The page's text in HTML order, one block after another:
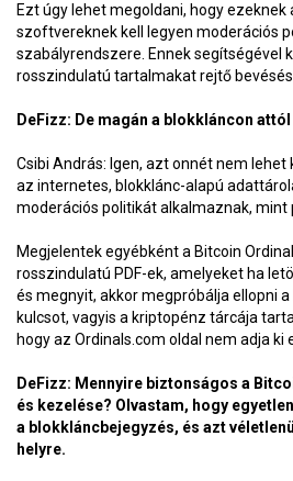
Ezt úgy lehet megoldani, hogy ezeknek
szoftvereknek kell legyen moderációs
szabályrendszere. Ennek segítségével
rosszindulatú tartalmakat rejtő
DeFizz: De magán a blokkláncon
Csibi András: Igen, azt onnét nem lehet
az internetes, blokklánc-alapú
moderációs politikát alkalmaznak, mint
Megjelentek egyébként a Bitcoin
rosszindulatú PDF-ek, amelyeket ha
és megnyit, akkor megpróbálja ellopni
kulcsot, vagyis a kriptopénz tárcája
hogy az Ordinals.com oldal nem adja ki
DeFizz: Mennyire biztonságos a
és kezelése? Olvastam, hogy
a blokkláncbejegyzés, és azt
helyre.